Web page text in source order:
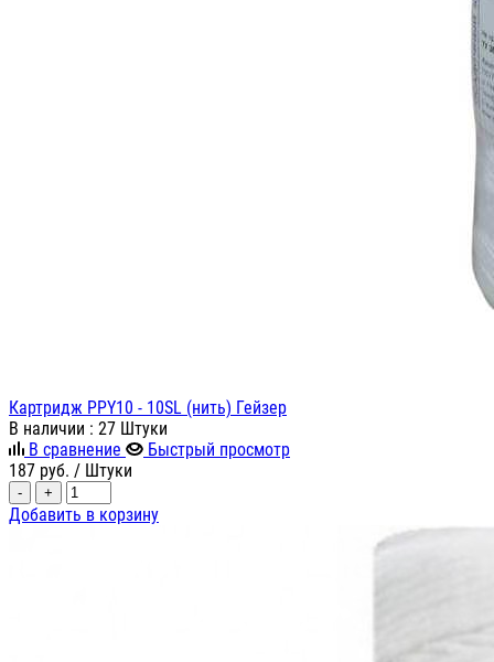
Картридж PPY10 - 10SL (нить) Гейзер
В наличии : 27 Штуки
В сравнение
Быстрый просмотр
187 руб. / Штуки
- +
Добавить в корзину